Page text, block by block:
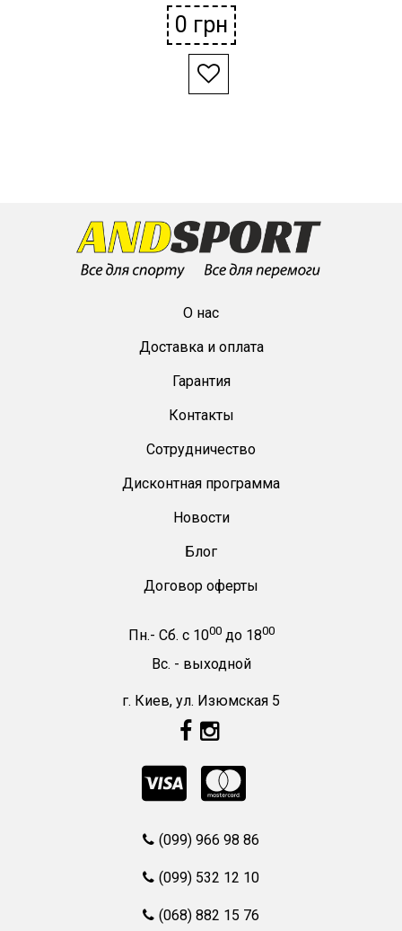
0 грн
О нас
Доставка и оплата
Гарантия
Контакты
Сотрудничество
Дисконтная программа
Новости
Блог
Договор оферты
Пн.- Сб. с1000 до1800
Вс. - выходной
г. Киев, ул. Изюмская 5
(099) 966 98 86
(099) 532 12 10
(068) 882 15 76